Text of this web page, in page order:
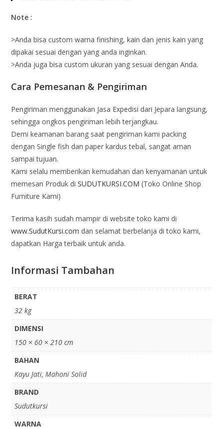
Note :
>Anda bisa custom warna finishing, kain dan jenis kain yang
dipakai sesuai dengan yang anda inginkan.
>Anda juga bisa custom ukuran yang sesuai dengan Anda.
Cara Pemesanan & Pengiriman
Pengiriman menggunakan Jasa Expedisi dari Jepara langsung,
sehingga ongkos pengiriman lebih terjangkau.
Demi keamanan barang saat pengiriman kami packing
dengan Single fish dan paper kardus tebal, sangat aman
sampai tujuan.
Kami selalu memberikan kemudahan dan kenyamanan untuk
memesan Produk diSUDUTKURSI.COM (Toko Online Shop
Furniture Kami)
Terima kasih sudah mampir di website toko kami di
www.SudutKursi.com dan selamat berbelanja di toko kami,
dapatkan Harga terbaik untuk anda.
Informasi Tambahan
BERAT
32 kg
DIMENSI
150 × 60 × 210 cm
BAHAN
Kayu Jati, Mahoni Solid
BRAND
Sudutkursi
WARNA